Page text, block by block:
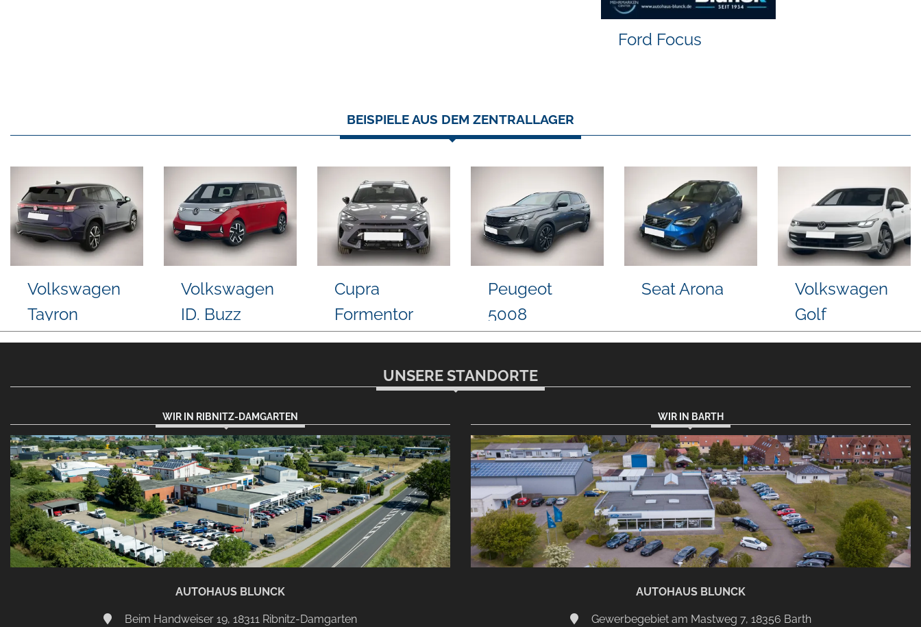
Ford Focus
BEISPIELE AUS DEM ZENTRALLAGER
Volkswagen
Golf
Volkswagen
Other
Volkswagen
Arteon
Kia cee'd /
Ceed
Kia EV3 Volvo XC60
UNSERE STANDORTE
WIR IN RIBNITZ-DAMGARTEN
AUTOHAUS BLUNCK
Beim Handweiser 19, 18311 Ribnitz-Damgarten
WIR IN BARTH
AUTOHAUS BLUNCK
Gewerbegebiet am Mastweg 7, 18356 Barth